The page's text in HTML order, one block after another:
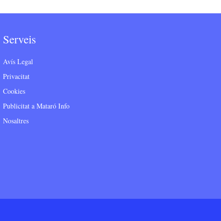
Serveis
Avís Legal
Privacitat
Cookies
Publicitat a Mataró Info
Nosaltres